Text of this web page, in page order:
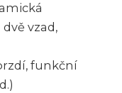
vzad,
funkční